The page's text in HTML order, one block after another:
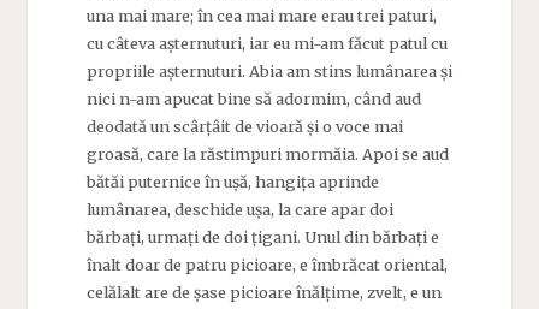
una mai mare; în cea mai mare erau trei paturi,
cu câteva așternuturi, iar eu mi-am făcut patul cu
propriile așternuturi. Abia am stins lumânarea și
nici n-am apucat bine să adormim, când aud
deodată un scârțâit de vioară și o voce mai
groasă, care la răstimpuri mormăia. Apoi se aud
bătăi puternice în ușă, hangița aprinde
lumânarea, deschide ușa, la care apar doi
bărbați, urmați de doi țigani. Unul din bărbați e
înalt doar de patru picioare, e îmbrăcat oriental,
celălalt are de șase picioare înălțime, zvelt, e un